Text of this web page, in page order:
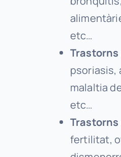
etc…
psoriasis,
malaltia
etc…
fertilitat,